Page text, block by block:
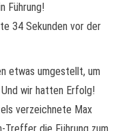
Führung!
34 Sekunden vor der
etwas umgestellt, um
wir hatten Erfolg!
verzeichnete Max